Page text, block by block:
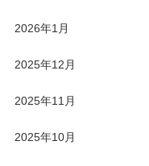
2026年1月
2025年12月
2025年11月
2025年10月